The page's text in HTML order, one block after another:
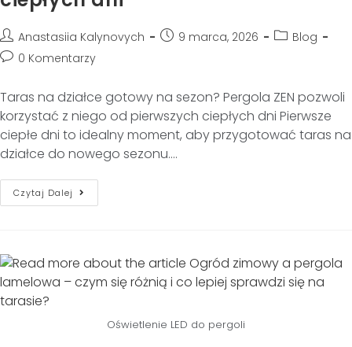
Anastasiia Kalynovych 9 marca, 2026
Blog
0 Komentarzy
Taras na działce gotowy na sezon? Pergola ZEN pozwoli
korzystać z niego od pierwszych ciepłych dni Pierwsze
ciepłe dni to idealny moment, aby przygotować taras na
działce do nowego sezonu.…
Czytaj Dalej
Oświetlenie LED do pergoli